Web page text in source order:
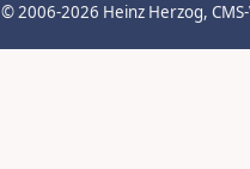
© 2006-2026 Heinz Herzog,